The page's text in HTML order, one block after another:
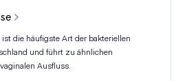
ist die häufigste Art der bakteriellen
und führt zu ähnlichen
Ausfluss.